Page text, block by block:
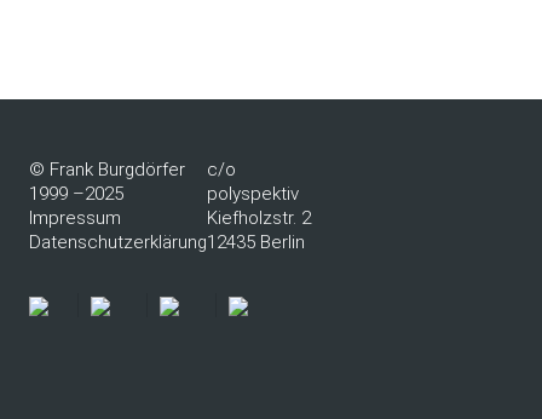
© Frank Burgdörfer
1999 –2025
Impressum
Datenschutzerklärung
c/o
polyspektiv
Kiefholzstr. 2
12435 Berlin